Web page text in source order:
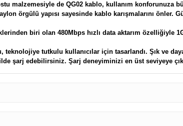
malzemesiyle de QG02kablo, kullanım konforunuza
örgülü yapısı sayesinde kablo karışmalarını önler.
biri olan 480Mbps hızlı data aktarım özelliğiyle
tutkulu kullanıcılar için tasarlandı. Şık ve
şarj edebilirsiniz. Şarj deneyiminizi en üst seviyeye